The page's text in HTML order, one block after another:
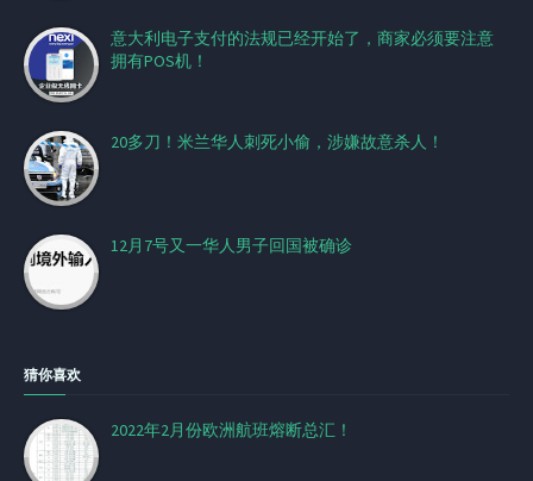
意大利电子支付的法规已经开始了，商家必须要注意
拥有POS机！
20多刀！米兰华人刺死小偷，涉嫌故意杀人！
12月7号又一华人男子回国被确诊
猜你喜欢
2022年2月份欧洲航班熔断总汇！